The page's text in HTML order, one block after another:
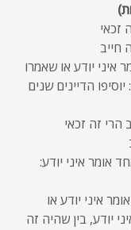
זכאי
חייב
איני יודע או שאמרו
הדיינים שנים
הרי זה זכאי
אומר איני יודע:
איני יודע או
יודע, בין שהיה זה